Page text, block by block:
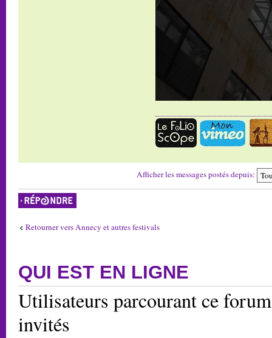
Afficher les messages postés depuis:
Répondre
Retourner vers Annecy et autres festivals
QUI EST EN LIGNE
Utilisateurs parcourant ce
invités